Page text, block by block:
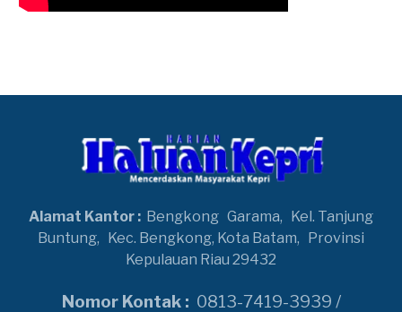
Alamat Kantor : Bengkong Garama, Kel. Tanjung
Buntung, Kec. Bengkong, Kota Batam, Provinsi
Kepulauan Riau 29432
Nomor Kontak : 0813-7419-3939 /